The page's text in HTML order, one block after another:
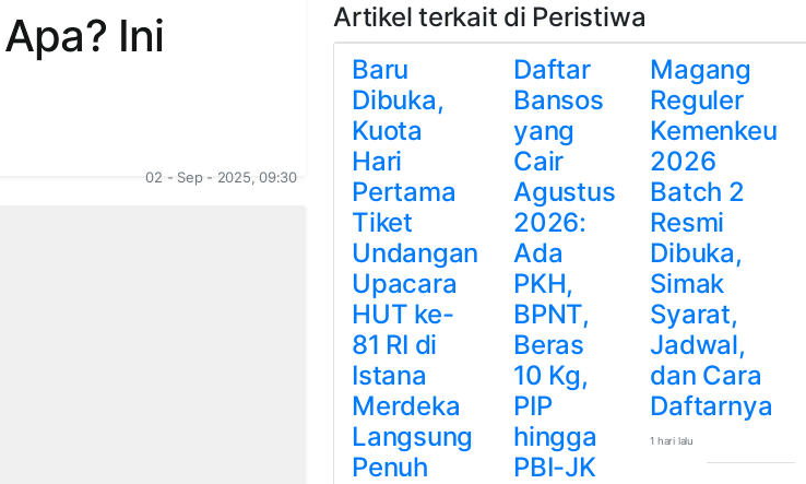
Ini
02 - Sep - 2025, 09:30
Artikel terkait di Peristiwa
Baru
Dibuka,
Kuota
Hari
Pertama
Tiket
Undangan
Upacara
HUT ke-
81 RI di
Istana
Merdeka
Langsung
Penuh
Daftar
Bansos
yang
Cair
Agustus
2026:
Ada
PKH,
BPNT,
Beras
10 Kg,
PIP
hingga
PBI-JK
Magang
Reguler
Kemenkeu
2026
Batch 2
Resmi
Dibuka,
Simak
Syarat,
Jadwal,
dan Cara
Daftarnya
1 hari lalu